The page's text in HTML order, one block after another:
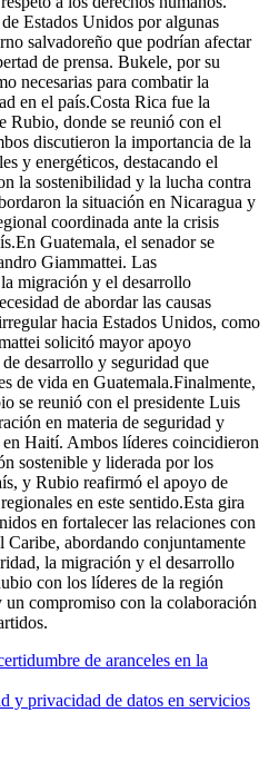
Estados Unidos por algunas
salvadoreño que podrían afectar
de prensa. Bukele, por su
necesarias para combatir la
en el país.Costa Rica fue la
Rubio, donde se reunió con el
discutieron la importancia de la
y energéticos, destacando el
la sostenibilidad y la lucha contra
la situación en Nicaragua y
coordinada ante la crisis
Guatemala, el senador se
Giammattei. Las
migración y el desarrollo
de abordar las causas
hacia Estados Unidos, como
solicitó mayor apoyo
desarrollo y seguridad que
de vida en Guatemala.Finalmente,
se reunió con el presidente Luis
en materia de seguridad y
Haití. Ambos líderes coincidieron
sostenible y liderada por los
y Rubio reafirmó el apoyo de
en este sentido.Esta gira
en fortalecer las relaciones con
Caribe, abordando conjuntamente
la migración y el desarrollo
con los líderes de la región
compromiso con la colaboración
de aranceles en la
y privacidad de datos en servicios